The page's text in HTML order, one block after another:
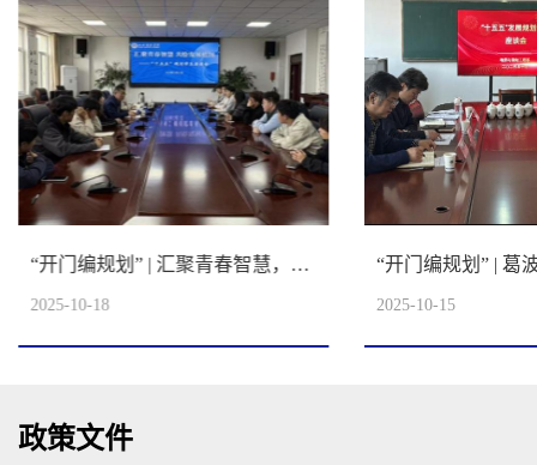
“开门编规划” | 汇聚青春智慧，共绘发展蓝图
2025-10-18 2025-10-15
政策文件